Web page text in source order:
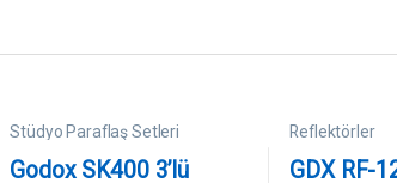
Stüdyo Paraflaş Setleri
Godox SK400 3’lü
Reflektörler
GDX RF-